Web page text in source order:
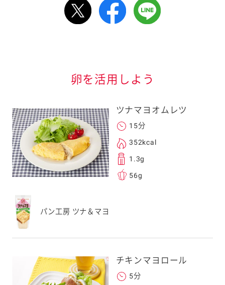
信する事ができ
身以外の方に送
旦ご自身で受け
転送していただけ
卵を活用しよう
ツナマヨオムレツ
15分
352kcal
1.3g
56g
パン工房 ツナ＆マヨ
チキンマヨロール
5分